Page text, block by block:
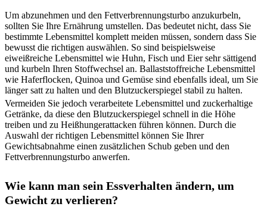
Um abzunehmen und den Fettverbrennungsturbo anzukurbeln,
sollten Sie Ihre Ernährung umstellen. Das bedeutet nicht, dass Sie
bestimmte Lebensmittel komplett meiden müssen, sondern dass Sie
bewusst die richtigen auswählen. So sind beispielsweise
eiweißreiche Lebensmittel wie Huhn, Fisch und Eier sehr sättigend
und kurbeln Ihren Stoffwechsel an. Ballaststoffreiche Lebensmittel
wie Haferflocken, Quinoa und Gemüse sind ebenfalls ideal, um Sie
länger satt zu halten und den Blutzuckerspiegel stabil zu halten.
Vermeiden Sie jedoch verarbeitete Lebensmittel und zuckerhaltige
Getränke, da diese den Blutzuckerspiegel schnell in die Höhe
treiben und zu Heißhungerattacken führen können. Durch die
Auswahl der richtigen Lebensmittel können Sie Ihrer
Gewichtsabnahme einen zusätzlichen Schub geben und den
Fettverbrennungsturbo anwerfen.
Wie kann man sein Essverhalten ändern, um
Gewicht zu verlieren?